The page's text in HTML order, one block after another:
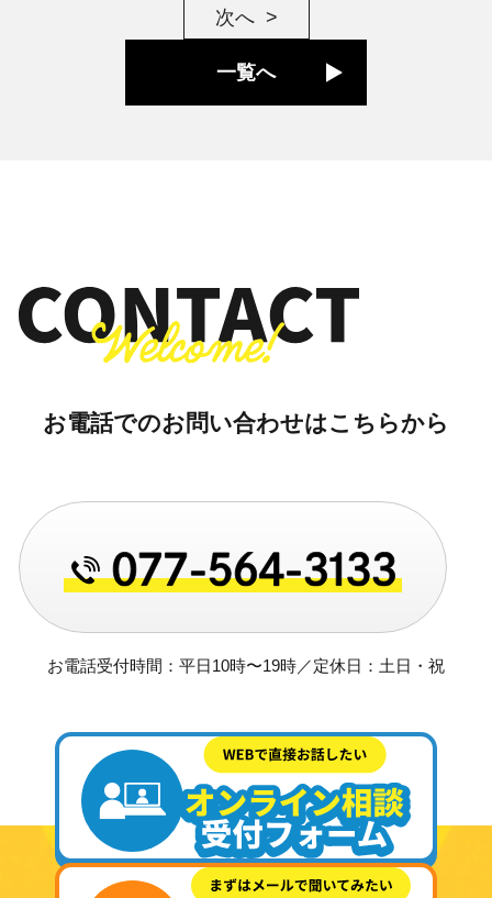
次へ
一覧へ
お電話でのお問い合わせはこちらから
お電話受付時間：平日10時〜19時／定休日：土日・祝